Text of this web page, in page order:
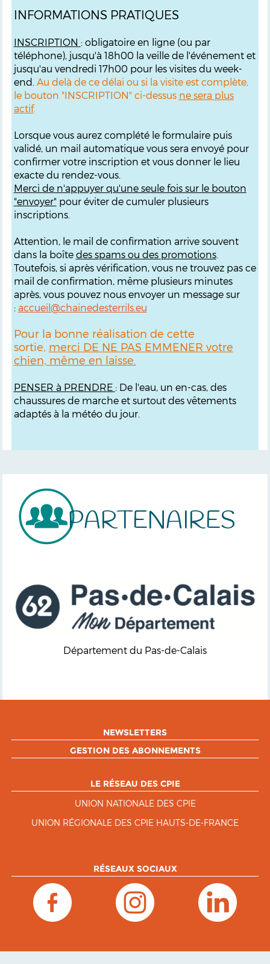
INFORMATIONS PRATIQUES
INSCRIPTION : obligatoire en ligne (ou par
téléphone), jusqu'à 18h00 la veille de l'événement et
jusqu'au vendredi 17h00 pour les visites du week-
end. Au delà de ce délai ou si la visite est complète,
le bouton "INSCRIPTION" ci-dessus ne sera plus
actif.
Lorsque vous aurez complété le formulaire puis
validé, un mail automatique vous sera envoyé pour
confirmer votre inscription et vous donner le lieu
exacte du rendez-vous.
Merci de n'appuyer qu'une seule fois sur le bouton
"envoyer" pour éviter de cumuler plusieurs
inscriptions.
Attention, le mail de confirmation arrive souvent
dans la boîte des spams ou des promotions.
Toutefois, si après vérification, vous ne trouvez pas ce
mail de confirmation, même plusieurs minutes
après, vous pouvez nous envoyer un message sur
: accueil@chainedesterrils.eu
Pour la bonne réalisation de cette
sortie, merci DE NE PAS EMMENER votre
chien, même en laisse.
PENSER à PRENDRE : De l'eau, un en-cas, des
chaussures de marche et surtout des vêtements
adaptés à la météo du jour.
PARTENAIRES
Département du Pas-de-Calais
NEWSLETTERS
GESTION DES ABONNEMENTS
LE RÉSEAU DES CPIE
UNION NATIONALE DES CPIE
UNION RÉGIONALE DES CPIE HAUTS-DE-FRANCE
RÉSEAUX SOCIAUX